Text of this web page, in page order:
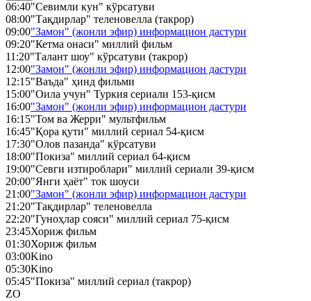
06:40"Севимли кун" кўрсатуви
08:00"Тақдирлар" теленовелла (такрор)
09:00"Замон" (жонли эфир) информацион дастури
09:20"Кетма онаси" миллий фильм
11:20"Талант шоу" кўрсатуви (такрор)
12:00"Замон" (жонли эфир) информацион дастури
12:15"Ваъда" ҳинд фильми
15:00"Оила учун" Туркия сериали 153-қисм
16:00"Замон" (жонли эфир) информацион дастури
16:15"Том ва Жерри" мультфильм
16:45"Қора қути" миллий сериал 54-қисм
17:30"Олов пазанда" кўрсатуви
18:00"Покиза" миллий сериал 64-қисм
19:00"Севги изтироблари" миллий сериали 39-қисм
20:00"Янги ҳаёт" ток шоуси
21:00"Замон" (жонли эфир) информацион дастури
21:20"Тақдирлар" теленовелла
22:20"Гуноҳлар сояси" миллий сериал 75-қисм
23:45Хориж фильм
01:30Хориж фильм
03:00Kino
05:30Kino
05:45"Покиза" миллий сериал (такрор)
ZO